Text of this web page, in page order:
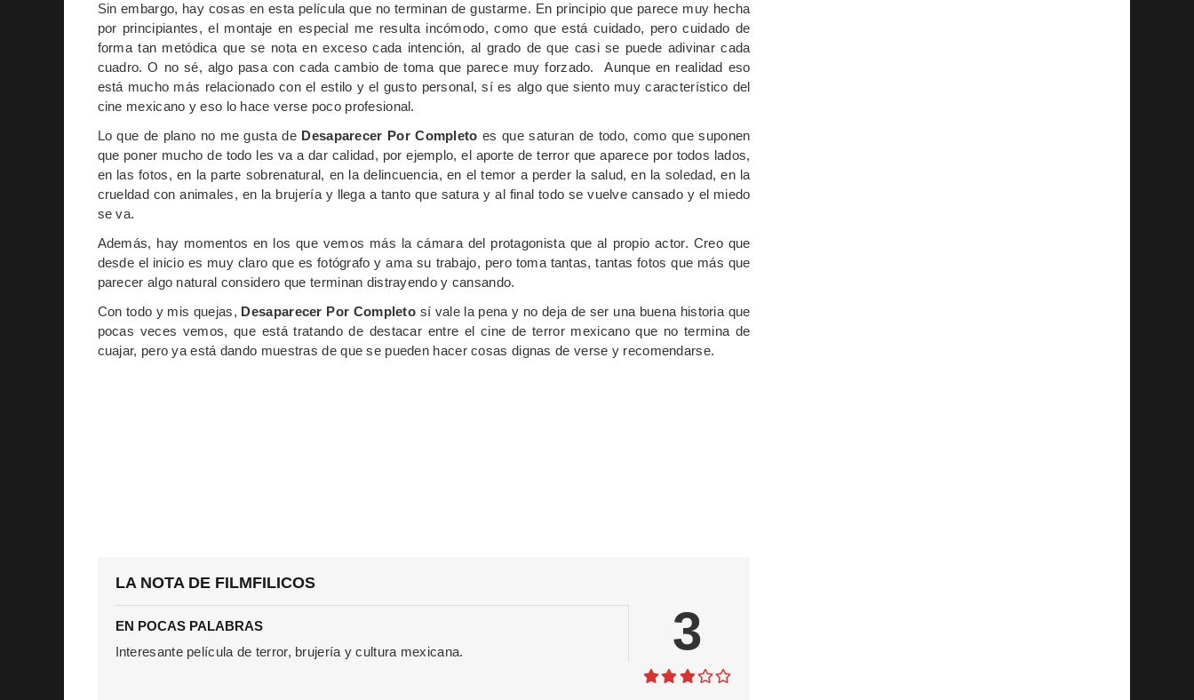
Sin embargo, hay cosas en esta película que no terminan de gustarme. En principio que parece muy hecha
por principiantes, el montaje en especial me resulta incómodo, como que está cuidado, pero cuidado de
forma tan metódica que se nota en exceso cada intención, al grado de que casi se puede adivinar cada
cuadro. O no sé, algo pasa con cada cambio de toma que parece muy forzado. Aunque en realidad eso
está mucho más relacionado con el estilo y el gusto personal, sí es algo que siento muy característico del
cine mexicano y eso lo hace verse poco profesional.
Lo que de plano no me gusta de Desaparecer Por Completoes que saturan de todo, como que suponen
que poner mucho de todo les va a dar calidad, por ejemplo, el aporte de terror que aparece por todos lados,
en las fotos, en la parte sobrenatural, en la delincuencia, en el temor a perder la salud, en la soledad, en la
crueldad con animales, en la brujería y llega a tanto que satura y al final todo se vuelve cansado y el miedo
se va.
Además, hay momentos en los que vemos más la cámara del protagonista que al propio actor. Creo que
desde el inicio es muy claro que es fotógrafo y ama su trabajo, pero toma tantas, tantas fotos que más que
parecer algo natural considero que terminan distrayendo y cansando.
Con todo y mis quejas, Desaparecer Por Completo sí vale la pena y no deja de ser una buena historia que
pocas veces vemos, que está tratando de destacar entre el cine de terror mexicano que no termina de
cuajar, pero ya está dando muestras de que se pueden hacer cosas dignas de verse y recomendarse.
LA NOTA DE FILMFILICOS
EN POCAS PALABRAS
Interesante película de terror, brujería y cultura mexicana.
3